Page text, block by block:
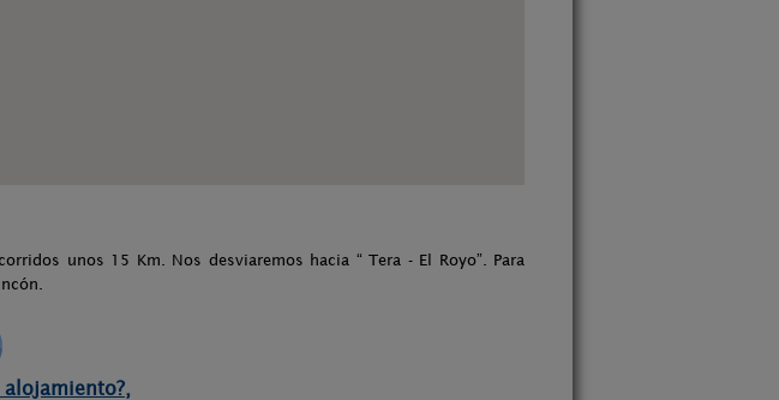
unos 15 Km. Nos desviaremos hacia “ Tera - El Royo”. Para
alojamiento?,